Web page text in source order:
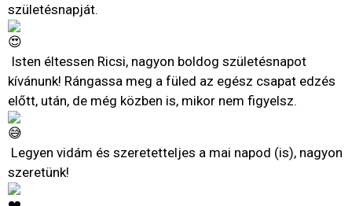
születésnapját.
Isten éltessen Ricsi, nagyon boldog születésnapot
kívánunk! Rángassa meg a füled az egész csapat edzés
előtt, után, de még közben is, mikor nem figyelsz.
Legyen vidám és szeretetteljes a mai napod (is), nagyon
szeretünk!